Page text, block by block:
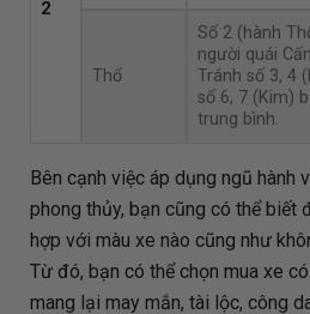
2
Thổ
Số 2 (hành
người quái
Tránh số 3, 4
số 6, 7 (Kim)
trung bình.
Bên cạnh việc áp dụng ngũ hành
phong thủy, bạn cũng có thể biết
hợp với màu xe nào cũng như
Từ đó, bạn có thể chọn mua xe
mang lại may mắn, tài lộc, công